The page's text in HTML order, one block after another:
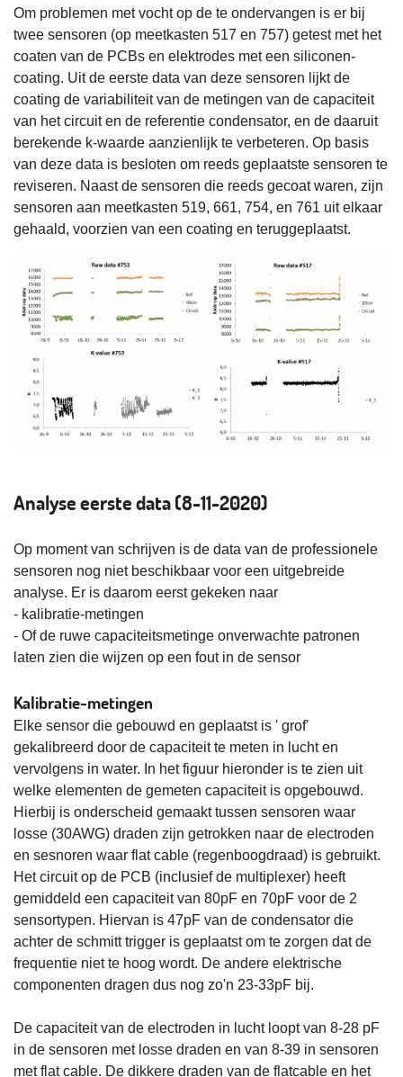
Om problemen met vocht op de te ondervangen is er bij
twee sensoren (op meetkasten 517 en 757) getest met het
coaten van de PCBs en elektrodes met een siliconen-
coating. Uit de eerste data van deze sensoren lijkt de
coating de variabiliteit van de metingen van de capaciteit
van het circuit en de referentie condensator, en de daaruit
berekende k-waarde aanzienlijk te verbeteren. Op basis
van deze data is besloten om reeds geplaatste sensoren te
reviseren. Naast de sensoren die reeds gecoat waren, zijn
sensoren aan meetkasten 519, 661, 754, en 761 uit elkaar
gehaald, voorzien van een coating en teruggeplaatst.
Analyse eerste data (8-11-2020)
Op moment van schrijven is de data van de professionele
sensoren nog niet beschikbaar voor een uitgebreide
analyse. Er is daarom eerst gekeken naar
- kalibratie-metingen
- Of de ruwe capaciteitsmetinge onverwachte patronen
laten zien die wijzen op een fout in de sensor
Kalibratie-metingen
Elke sensor die gebouwd en geplaatst is ' grof'
gekalibreerd door de capaciteit te meten in lucht en
vervolgens in water. In het figuur hieronder is te zien uit
welke elementen de gemeten capaciteit is opgebouwd.
Hierbij is onderscheid gemaakt tussen sensoren waar
losse (30AWG) draden zijn getrokken naar de electroden
en sesnoren waar flat cable (regenboogdraad) is gebruikt.
Het circuit op de PCB (inclusief de multiplexer) heeft
gemiddeld een capaciteit van 80pF en 70pF voor de 2
sensortypen. Hiervan is 47pF van de condensator die
achter de schmitt trigger is geplaatst om te zorgen dat de
frequentie niet te hoog wordt. De andere elektrische
componenten dragen dus nog zo'n 23-33pF bij.
De capaciteit van de electroden in lucht loopt van 8-28 pF
in de sensoren met losse draden en van 8-39 in sensoren
met flat cable. De dikkere draden van de flatcable en het